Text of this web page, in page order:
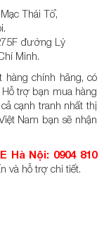
Thái Tổ,
đường Lý
Minh.
chính hãng, có
trợ bạn mua hàng
cạnh tranh nhất thị
Nam bạn sẽ nhận
Hà Nội: 0904 810
và hỗ trợ chi tiết.